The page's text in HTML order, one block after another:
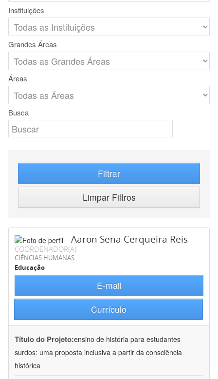
Instituições
Grandes Áreas
Áreas
Busca
Filtrar
Limpar Filtros
Aaron Sena Cerqueira Reis
COORDENADOR(A)
CIÊNCIAS HUMANAS
Educação
E-mail
Currículo
Título do Projeto:ensino de história para estudantes
surdos: uma proposta inclusiva a partir da consciência
histórica